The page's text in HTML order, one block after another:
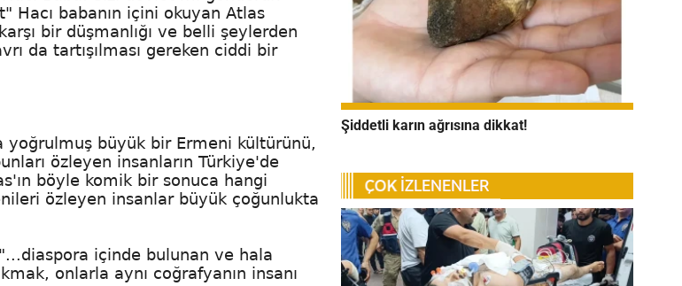
Hacı babanın içini okuyan Atlas
bir düşmanlığı ve belli şeylerden
da tartışılması gereken ciddi bir
büyük bir Ermeni kültürünü,
özleyen insanların Türkiye'de
böyle komik bir sonuca hangi
özleyen insanlar büyük çoğunlukta
içinde bulunan ve hala
onlarla aynı coğrafyanın insanı
Şiddetli karın ağrısına dikkat!